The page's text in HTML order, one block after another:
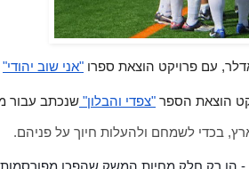
עם פרויקט הוצאת ספרו "אני שוב יהודי"
הוצאת הספר "צפדי והבלון"
בכדי לשמחם ולהעלות חיוך על פניהם.